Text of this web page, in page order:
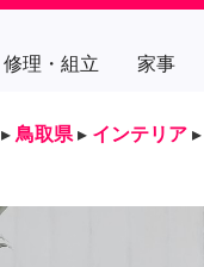
修理・組立 家事
▸ 鳥取県 ▸ インテリア ▸